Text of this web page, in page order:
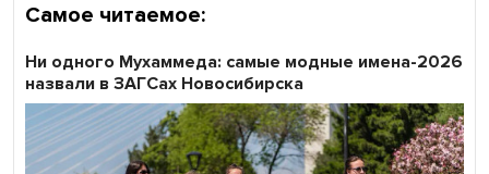
Самое читаемое:
Ни одного Мухаммеда: самые модные имена-2026
назвали в ЗАГСах Новосибирска